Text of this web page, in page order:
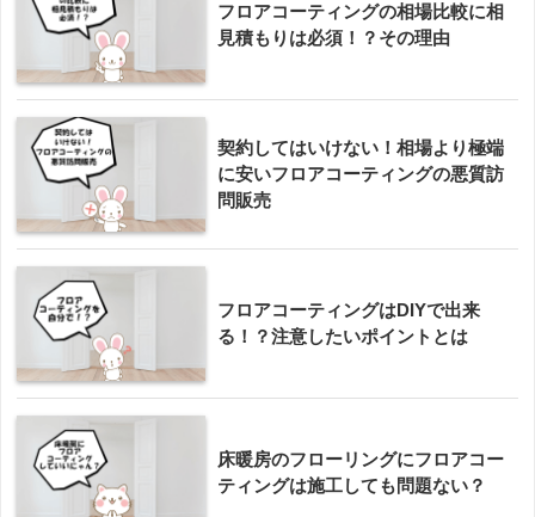
フロアコーティングの相場比較に相
見積もりは必須！？その理由
契約してはいけない！相場より極端
に安いフロアコーティングの悪質訪
問販売
フロアコーティングはDIYで出来
る！？注意したいポイントとは
床暖房のフローリングにフロアコー
ティングは施工しても問題ない？